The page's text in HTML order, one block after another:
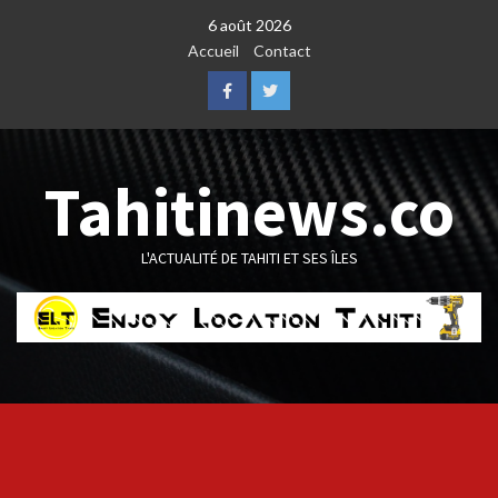
6 août 2026
Accueil
Contact
FacebookTwitter
Tahitinews.co
L'ACTUALITÉ DE TAHITI ET SES ÎLES